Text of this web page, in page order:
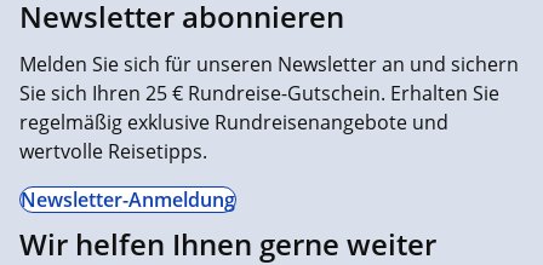
Newsletter abonnieren
Melden Sie sich für unseren Newsletter an und sichern
Sie sich Ihren 25 € Rundreise-Gutschein. Erhalten Sie
regelmäßig exklusive Rundreisenangebote und
wertvolle Reisetipps.
Newsletter-Anmeldung
Wir helfen Ihnen gerne weiter